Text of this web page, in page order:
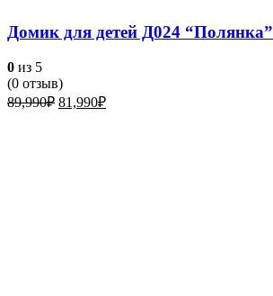
Домик для детей Д024 “Полянка”
0 из 5
(0 отзыв)
89,990₽ Первоначальная
81,990₽Текущая